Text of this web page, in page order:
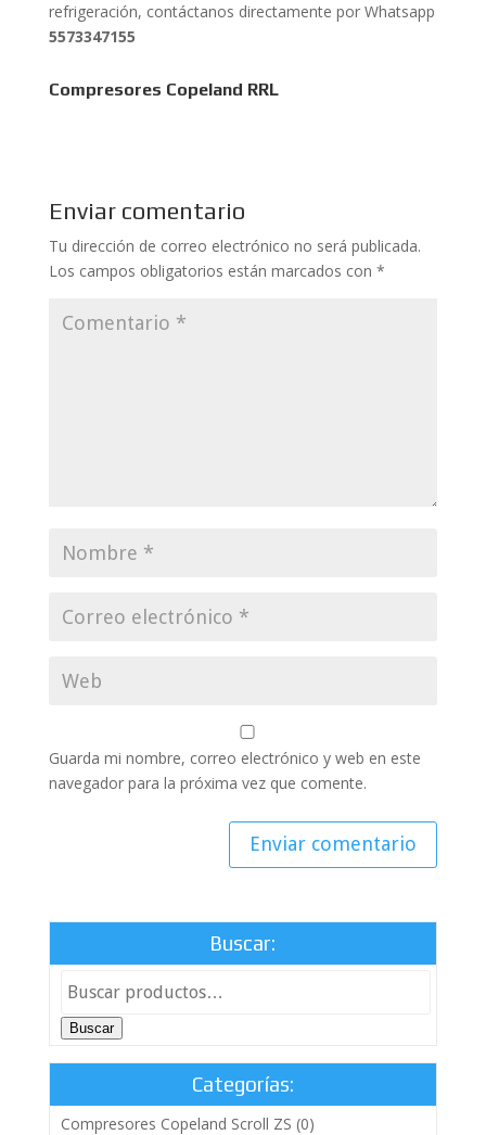
refrigeración, contáctanos directamente por Whatsapp
5573347155
Compresores Copeland RRL
Enviar comentario
Tu dirección de correo electrónico no será publicada.
Los campos obligatorios están marcados con *
Guarda mi nombre, correo electrónico y web en este
navegador para la próxima vez que comente.
Buscar:
Buscar
Categorías:
Compresores Copeland Scroll ZS (0)